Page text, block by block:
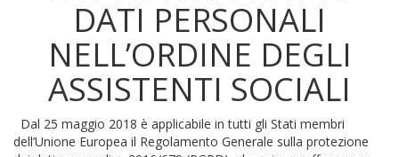
DATI PERSONALI
NELL’ORDINE DEGLI
ASSISTENTI SOCIALI
Dal 25 maggio 2018 è applicabile in tutti gli Stati membri
dell’Unione Europea il Regolamento Generale sulla protezione